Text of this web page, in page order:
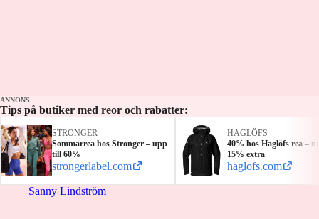
ANNONS
Tips på butiker med reor och rabatter:
STRONGER
Sommarrea hos Stronger – upp
till 60%
strongerlabel.com
HAGLÖFS
40% hos Haglöfs rea –
15% extra
haglofs.com
Sanny Lindström